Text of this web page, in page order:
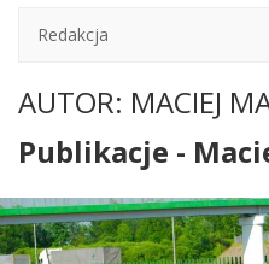
AUTOR: MACIEJ
Publikacje -
Redakcja